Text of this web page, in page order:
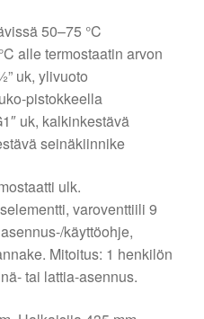
50–75 °C
alle termostaatin arvon
uk, ylivuoto
pistokkeella
uk, kalkinkestävä
seinäkiinnike
ulk.
varoventtiili 9
käyttöohje,
Mitoitus: 1 henkilön
tai lattia-asennus.